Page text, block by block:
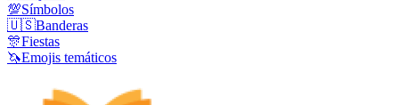
💯Símbolos
🇺🇸Banderas
🎊Fiestas
🦄Emojis temáticos